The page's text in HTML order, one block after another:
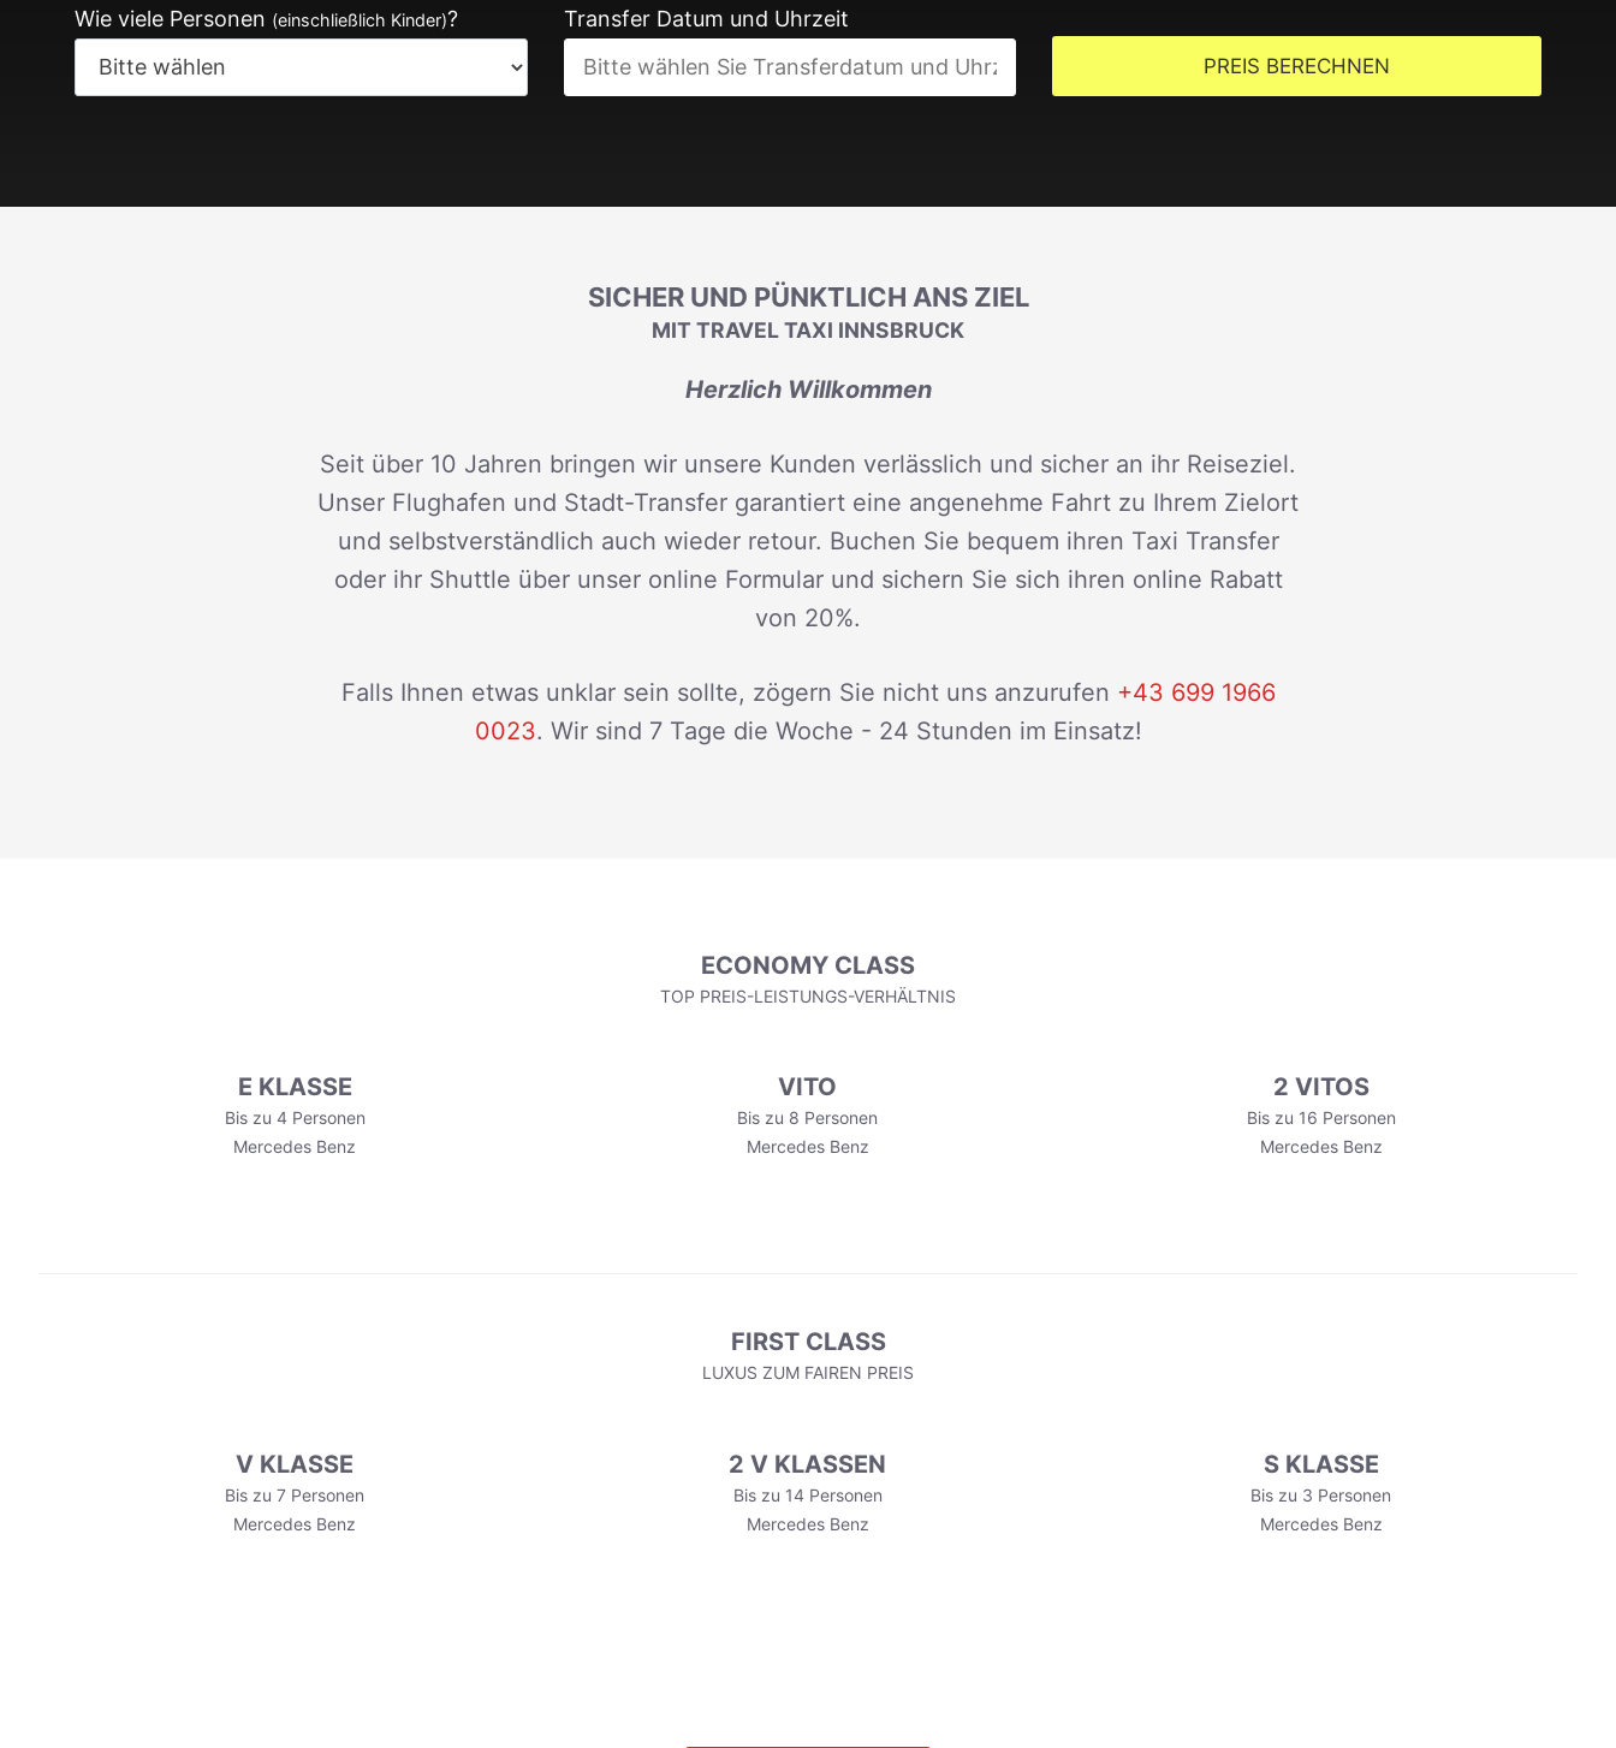
Wie viele Personen (einschließlich Kinder)? Transfer Datum und Uhrzeit
PREIS BERECHNEN
SICHER UND PÜNKTLICH ANS ZIEL
MIT TRAVEL TAXI INNSBRUCK
Herzlich Willkommen
Seit über 10 Jahren bringen wir unsere Kunden verlässlich und sicher an ihr Reiseziel.
Unser Flughafen und Stadt-Transfer garantiert eine angenehme Fahrt zu Ihrem Zielort
und selbstverständlich auch wieder retour. Buchen Sie bequem ihren Taxi Transfer
oder ihr Shuttle über unser online Formular und sichern Sie sich ihren online Rabatt
von 20%.
Falls Ihnen etwas unklar sein sollte, zögern Sie nicht uns anzurufen +43 699 1966
0023. Wir sind 7 Tage die Woche - 24 Stunden im Einsatz!
ECONOMY CLASS
TOP PREIS-LEISTUNGS-VERHÄLTNIS
E KLASSE
Bis zu 4 Personen
Mercedes Benz
VITO
Bis zu 8 Personen
Mercedes Benz
2 VITOS
Bis zu 16 Personen
Mercedes Benz
FIRST CLASS
LUXUS ZUM FAIREN PREIS
V KLASSE
Bis zu 7 Personen
Mercedes Benz
2 V KLASSEN
Bis zu 14 Personen
Mercedes Benz
S KLASSE
Bis zu 3 Personen
Mercedes Benz